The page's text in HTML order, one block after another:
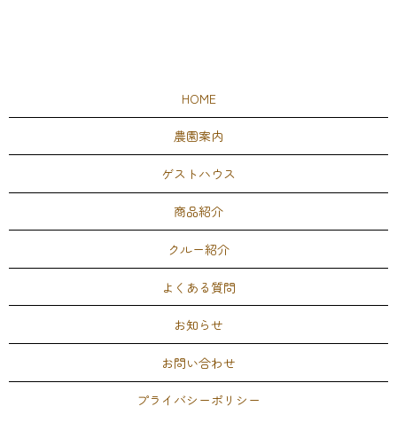
HOME
農園案内
ゲストハウス
商品紹介
クルー紹介
よくある質問
お知らせ
お問い合わせ
プライバシーポリシー